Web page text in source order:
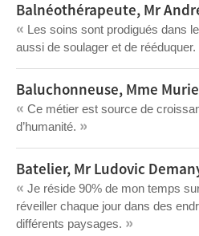
Balnéothérapeute, Mr
« Les soins sont prodigués dans
aussi de soulager et de rééduquer.
Baluchonneuse, Mme
« Ce métier est source de
d’humanité. »
Batelier, Mr Ludovic
« Je réside 90% de mon temps
réveiller chaque jour dans des
différents paysages. »